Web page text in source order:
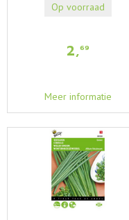
2,69
Meer informatie
Op voorraad